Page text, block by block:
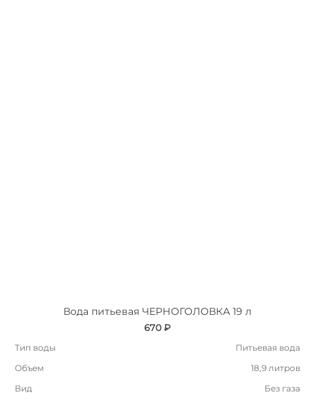
Вода питьевая ЧЕРНОГОЛОВКА 19 л
670 ₽
Тип воды
Питьевая вода
Объем
18,9 литров
Вид
Без газа